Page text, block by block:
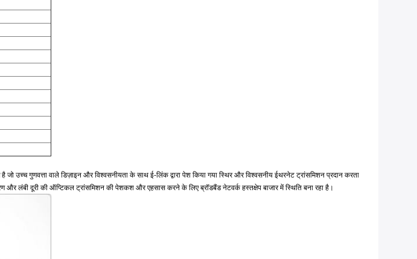
गुणवत्ता वाले डिज़ाइन और विश्वसनीयता के साथ ई-लिंक द्वारा पेश किया गया स्थिर और विश्वसनीय ईथरनेट ट्रांसमिशन प्रदान करता
दूरी की ऑप्टिकल ट्रांसमिशन की पेशकश और एहसास करने के लिए ब्रॉडबैंड नेटवर्क हस्तक्षेप बाजार में स्थिति बना रहा है।